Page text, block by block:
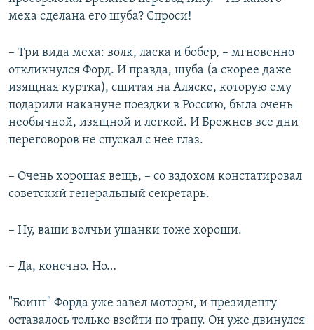
меха сделана его шуба? Спроси!
– Три вида меха: волк, ласка и бобер, – мгновенно
откликнулся Форд. И правда, шуба (а скорее даже
изящная куртка), сшитая на Аляске, которую ему
подарили накануне поездки в Россию, была очень
необычной, изящной и легкой. И Брежнев все дни
переговоров не спускал с нее глаз.
– Очень хорошая вещь, – со вздохом констатировал
советский генеральный секретарь.
– Ну, ваши волчьи ушанки тоже хороши.
– Да, конечно. Но…
"Боинг" Форда уже завел моторы, и президенту
оставалось только взойти по трапу. Он уже двинулся